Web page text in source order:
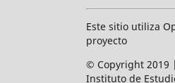
Este sitio utiliza
proyecto
© Copyright 2019
Instituto de